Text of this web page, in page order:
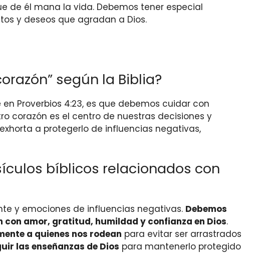
de él mana la vida. Debemos tener especial
y deseos que agradan a Dios.
según la Biblia?
Proverbios 4:23, es que debemos cuidar con
corazón es el centro de nuestras decisiones y
a protegerlo de influencias negativas,
bíblicos relacionados con
y emociones de influencias negativas. Debemos
con amor, gratitud, humildad y confianza en Dios.
a quienes nos rodean para evitar ser arrastrados
las enseñanzas de Dios para mantenerlo protegido